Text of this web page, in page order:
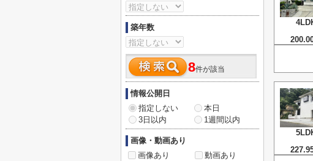
築年数
8件が該当
情報公開日
指定しない
本日
3日以内
1週間以内
画像・動画あり
画像あり
動画あり